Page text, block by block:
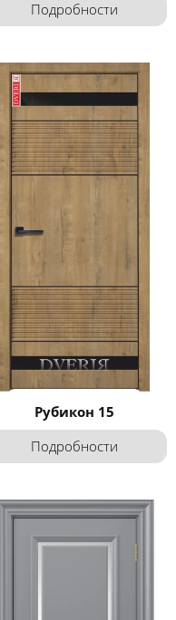
Подробности
Рубикон 15
Подробности